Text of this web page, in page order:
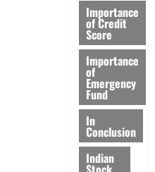
Importance
of Credit
Score
Importance
of
Emergency
Fund
In
Conclusion
Indian